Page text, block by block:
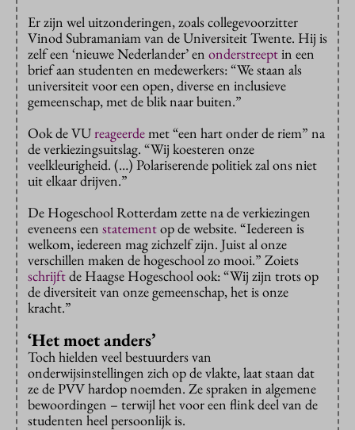
Er zijn wel uitzonderingen, zoals collegevoorzitter
Vinod Subramaniam van de Universiteit Twente. Hij is
zelf een ‘nieuwe Nederlander’ en onderstreeptin een
brief aan studenten en medewerkers: “We staan als
universiteit voor een open, diverse en inclusieve
gemeenschap, met de blik naar buiten.”
Ook de VUreageerdemet “een hart onder de riem” na
de verkiezingsuitslag. “Wij koesteren onze
veelkleurigheid. (…) Polariserende politiek zal ons niet
uit elkaar drijven.”
De Hogeschool Rotterdam zette na de verkiezingen
eveneens een statementop de website. “Iedereen is
welkom, iedereen mag zichzelf zijn. Juist al onze
verschillen maken de hogeschool zo mooi.” Zoiets
schrijftde Haagse Hogeschool ook: “Wij zijn trots op
de diversiteit van onze gemeenschap, het is onze
kracht.”
‘Het moet anders’
Toch hielden veel bestuurders van
onderwijsinstellingen zich op de vlakte, laat staan dat
ze de PVV hardop noemden. Ze spraken in algemene
bewoordingen – terwijl het voor een flink deel van de
studenten heel persoonlijk is.